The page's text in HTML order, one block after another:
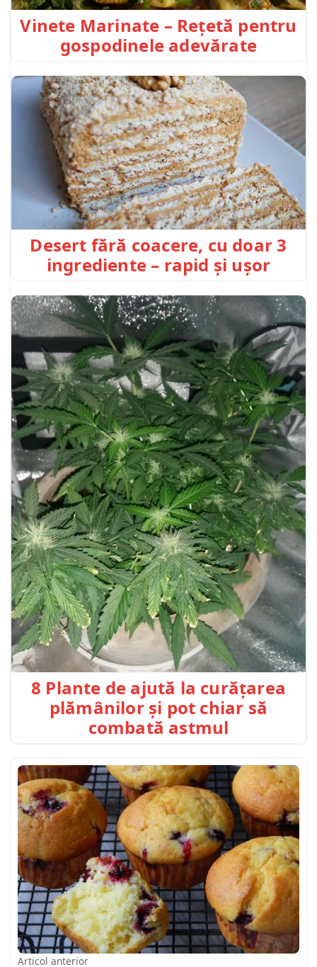
Vinete Marinate – Rețetă pentru
gospodinele adevărate
Desert fără coacere, cu doar 3
ingrediente – rapid și ușor
8 Plante de ajută la curățarea
plămânilor și pot chiar să
combată astmul
Articol anterior